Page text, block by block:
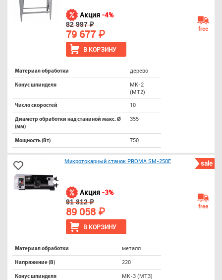
В КОРЗИНУ
Акция -4%
82 997 ₽
79 677 ₽ free
Материал обработки дерево
Конус шпинделя
МК-2
(МТ2)
Число скоростей 10
Диаметр обработки над станиной макс. Ø
(мм)
355
Мощность (Вт) 750
sale
Микротокарный станок PROMA SM-250E
В КОРЗИНУ
Акция -3%
91 812 ₽
89 058 ₽ free
Материал обработки металл
Напряжение (В) 220
Конус шпинделя МК-3 (МТ3)